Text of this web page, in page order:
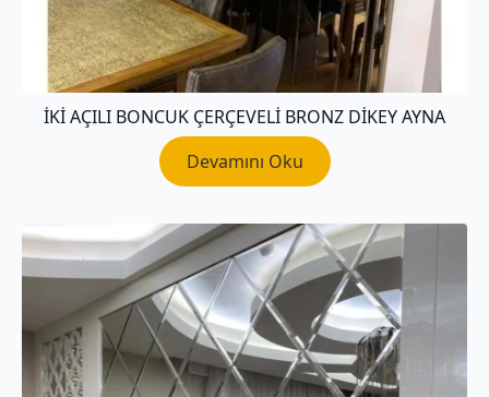
İKI AÇILI BONCUK ÇERÇEVELI BRONZ DIKEY AYNA
Devamını Oku